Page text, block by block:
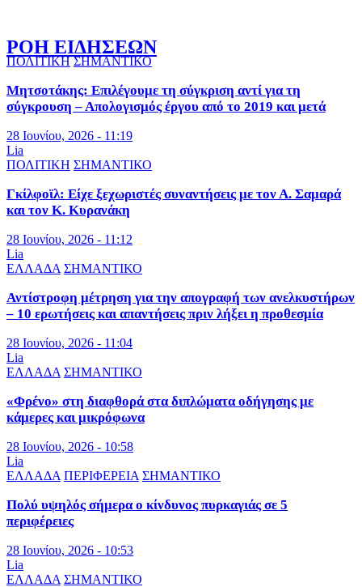
ΡΟΗ ΕΙΔΗΣΕΩΝ
ΠΟΛΙΤΙΚΗ ΣΗΜΑΝΤΙΚΟ
Μητσοτάκης: Επιλέγουμε τη σύγκριση αντί για τη
σύγκρουση – Απολογισμός έργου από το 2019 και μετά
28 Ιουνίου, 2026 - 11:19
Lia
ΠΟΛΙΤΙΚΗ ΣΗΜΑΝΤΙΚΟ
Γκίλφοϊλ: Είχε ξεχωριστές συναντήσεις με τον Α. Σαμαρά
και τον Κ. Κυρανάκη
28 Ιουνίου, 2026 - 11:12
Lia
ΕΛΛΑΔΑ ΣΗΜΑΝΤΙΚΟ
Αντίστροφη μέτρηση για την απογραφή των ανελκυστήρων
– 10 ερωτήσεις και απαντήσεις πριν λήξει η προθεσμία
28 Ιουνίου, 2026 - 11:04
Lia
ΕΛΛΑΔΑ ΣΗΜΑΝΤΙΚΟ
«Φρένο» στη διαφθορά στα διπλώματα οδήγησης με
κάμερες και μικρόφωνα
28 Ιουνίου, 2026 - 10:58
Lia
ΕΛΛΑΔΑ ΠΕΡΙΦΕΡΕΙΑ ΣΗΜΑΝΤΙΚΟ
Πολύ υψηλός σήμερα ο κίνδυνος πυρκαγιάς σε 5
περιφέρειες
28 Ιουνίου, 2026 - 10:53
Lia
ΕΛΛΑΔΑ ΣΗΜΑΝΤΙΚΟ